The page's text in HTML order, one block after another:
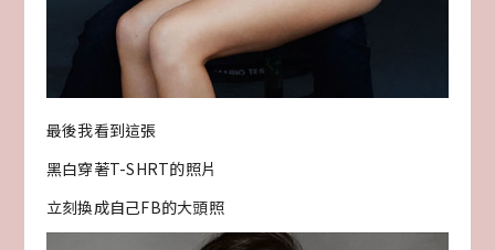
最後我看到這張
黑白穿著T-SHRT的照片
立刻換成自己FB的大頭照